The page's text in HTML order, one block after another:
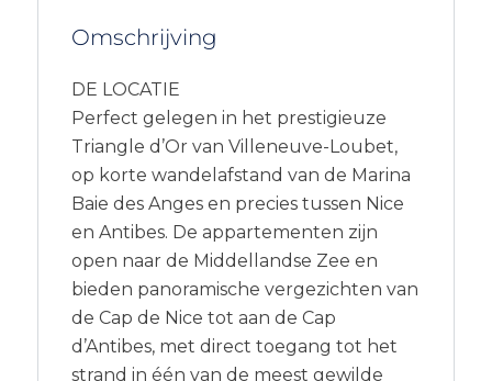
Omschrijving
DE LOCATIE
Perfect gelegen in het prestigieuze
Triangle d’Or van Villeneuve-Loubet,
op korte wandelafstand van de Marina
Baie des Anges en precies tussen Nice
en Antibes. De appartementen zijn
open naar de Middellandse Zee en
bieden panoramische vergezichten van
de Cap de Nice tot aan de Cap
d’Antibes, met direct toegang tot het
strand in één van de meest gewilde